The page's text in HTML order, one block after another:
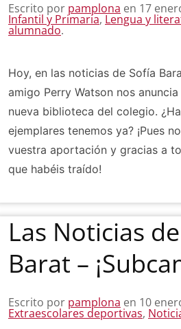
Escrito por pamplona en 17
Infantil y Primaria, Lengua y
alumnado.
Hoy, en las noticias de Sofía
amigo Perry Watson nos
nueva biblioteca del colegio.
ejemplares tenemos ya? ¡Pues
vuestra aportación y gracias a
que habéis traído!
Las Noticias
Barat –
Escrito por pamplona en 10
Extraescolares deportivas,